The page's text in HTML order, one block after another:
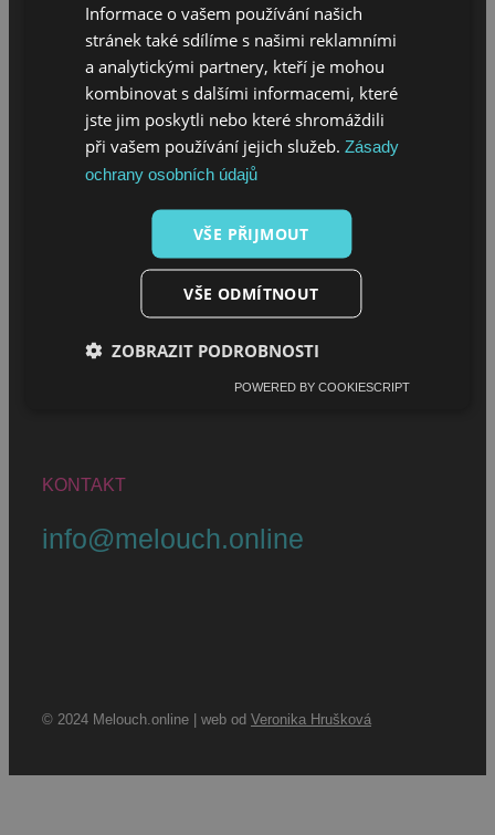
MENU
Úvod
O projektu
Sháním melouch
MENU
Podmínky užívání
KONTAKT
info@melouch.online
© 2024 Melouch.online | web od Veronika Hrušková
Informace o vašem používání našich
stránek také sdílíme s našimi reklamními
a analytickými partnery, kteří je mohou
kombinovat s dalšími informacemi, které
jste jim poskytli nebo které shromáždili
při vašem používání jejich služeb.Zásady
ochrany osobních údajů
VŠE PŘIJMOUT
VŠE ODMÍTNOUT
ZOBRAZIT PODROBNOSTI
POWERED BY COOKIESCRIPT